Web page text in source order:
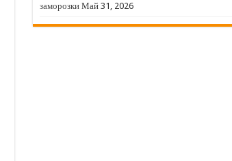
заморозки Май 31, 2026